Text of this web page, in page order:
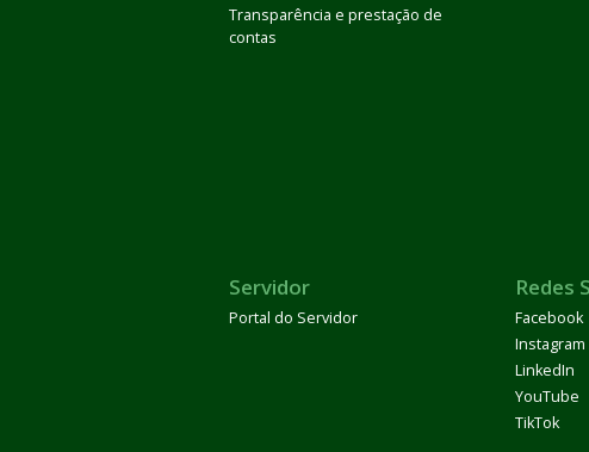
Transparência e prestação de
contas
Servidor
Portal do Servidor
Redes
Facebook
Instagram
LinkedIn
YouTube
TikTok